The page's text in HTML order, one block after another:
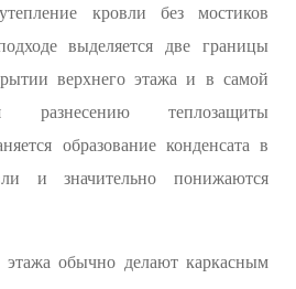
кровли без мостиков
выделяется две границы
верхнего этажа и в самой
разнесению теплозащиты
образование конденсата в
и значительно понижаются
этажа обычно делают каркасным